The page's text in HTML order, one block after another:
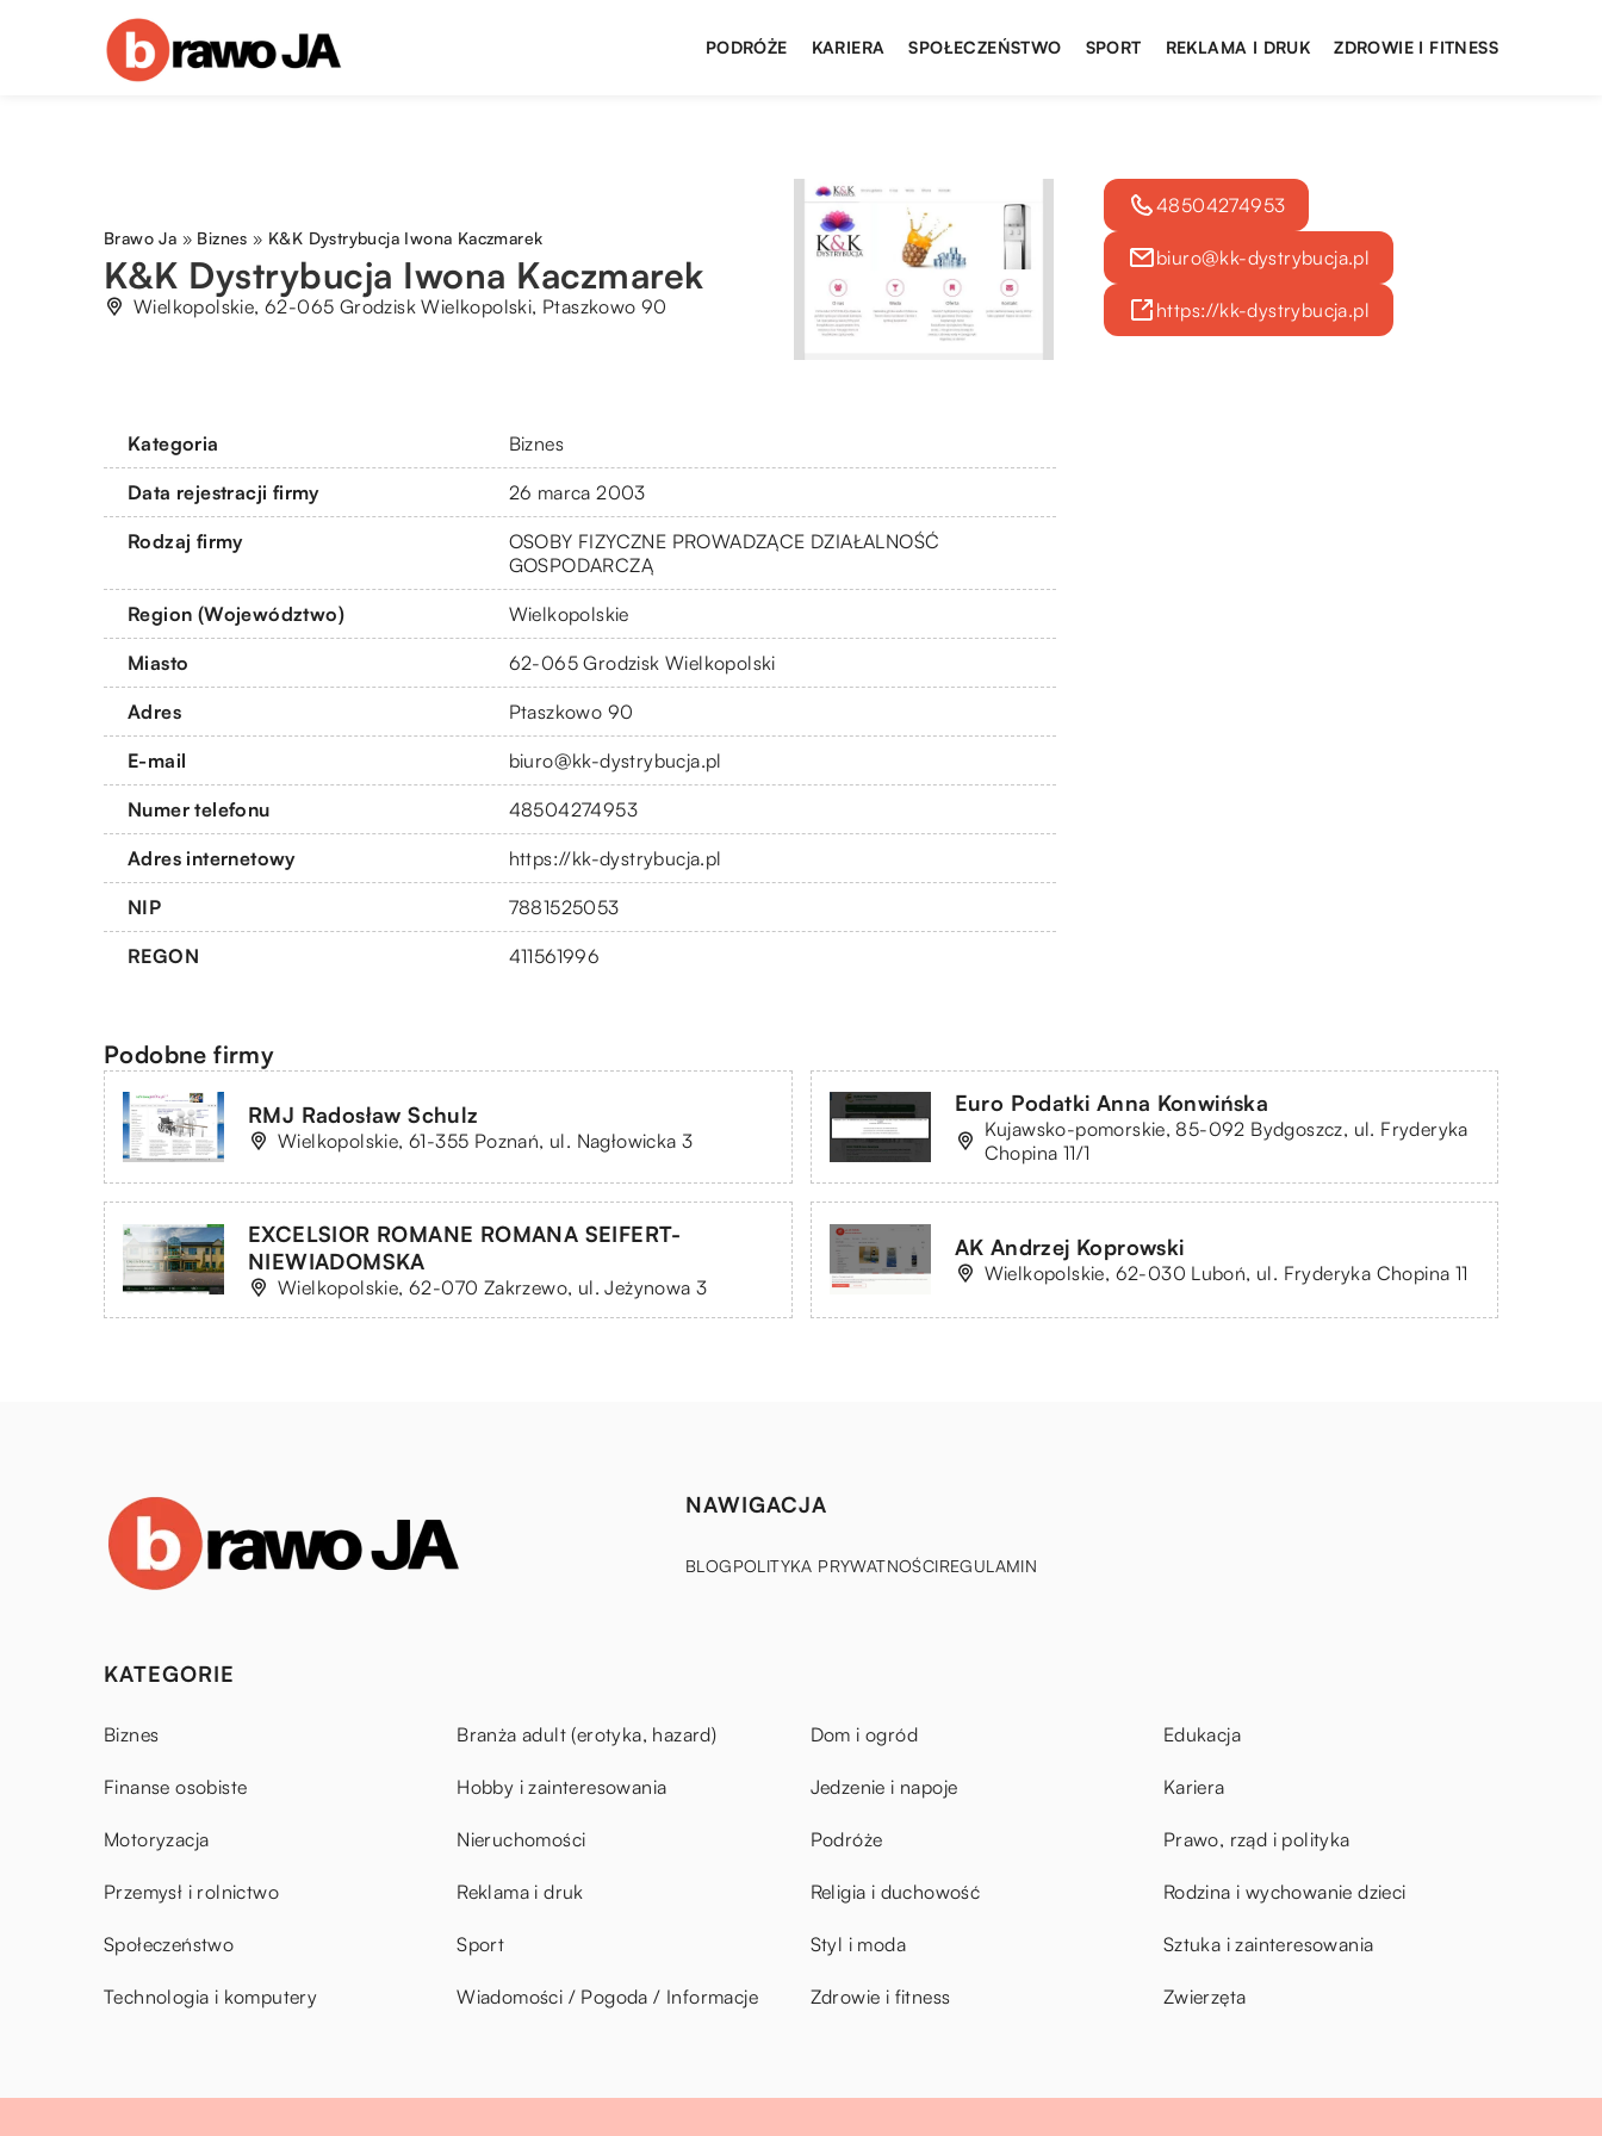
PODRÓŻE KARIERA SPOŁECZEŃSTWO SPORT REKLAMA I DRUK ZDROWIE I FITNESS
Brawo Ja » Biznes » K&K Dystrybucja Iwona Kaczmarek
K&K Dystrybucja Iwona Kaczmarek
Wielkopolskie, 62-065 Grodzisk Wielkopolski, Ptaszkowo 90
Kategoria Biznes
Data rejestracji firmy 26 marca 2003
Rodzaj firmy
OSOBY FIZYCZNE PROWADZĄCE DZIAŁALNOŚĆ
GOSPODARCZĄ
Region (Województwo) Wielkopolskie
Miasto 62-065 Grodzisk Wielkopolski
Adres Ptaszkowo 90
E-mail biuro@kk-dystrybucja.pl
Numer telefonu 48504274953
Adres internetowy https://kk-dystrybucja.pl
NIP 7881525053
REGON 411561996
48504274953
biuro@kk-dystrybucja.pl
https://kk-dystrybucja.pl
Podobne firmy
RMJ Radosław Schulz
Wielkopolskie, 61-355 Poznań, ul. Nagłowicka 3
Euro Podatki Anna Konwińska
Kujawsko-pomorskie, 85-092 Bydgoszcz, ul. Fryderyka
Chopina 11/1
EXCELSIOR ROMANE ROMANA SEIFERT-
NIEWIADOMSKA
Wielkopolskie, 62-070 Zakrzewo, ul. Jeżynowa 3
AK Andrzej Koprowski
Wielkopolskie, 62-030 Luboń, ul. Fryderyka Chopina 11
NAWIGACJA
BLOGPOLITYKA PRYWATNOŚCIREGULAMIN
KATEGORIE
Biznes Branża adult (erotyka, hazard) Dom i ogród Edukacja
Finanse osobiste Hobby i zainteresowania Jedzenie i napoje Kariera
Motoryzacja Nieruchomości Podróże Prawo, rząd i polityka
Przemysł i rolnictwo Reklama i druk Religia i duchowość Rodzina i wychowanie dzieci
Społeczeństwo Sport Styl i moda Sztuka i zainteresowania
Technologia i komputery Wiadomości / Pogoda / Informacje Zdrowie i fitness Zwierzęta